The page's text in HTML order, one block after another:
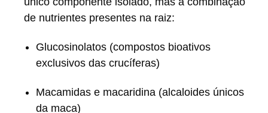
de nutrientes presentes na raiz:
Glucosinolatos (compostos bioativos
exclusivos das crucíferas)
Macamidas e macaridina (alcaloides únicos
da maca)